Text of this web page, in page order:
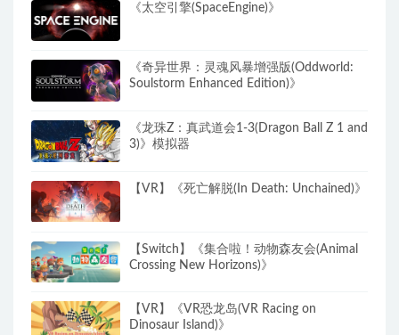
《太空引擎(SpaceEngine)》
《奇异世界：灵魂风暴增强版(Oddworld:
Soulstorm Enhanced Edition)》
《龙珠Z：真武道会1-3(Dragon Ball Z 1 and
3)》模拟器
【VR】《死亡解脱(In Death: Unchained)》
【Switch】《集合啦！动物森友会(Animal
Crossing New Horizons)》
【VR】《VR恐龙岛(VR Racing on
Dinosaur Island)》